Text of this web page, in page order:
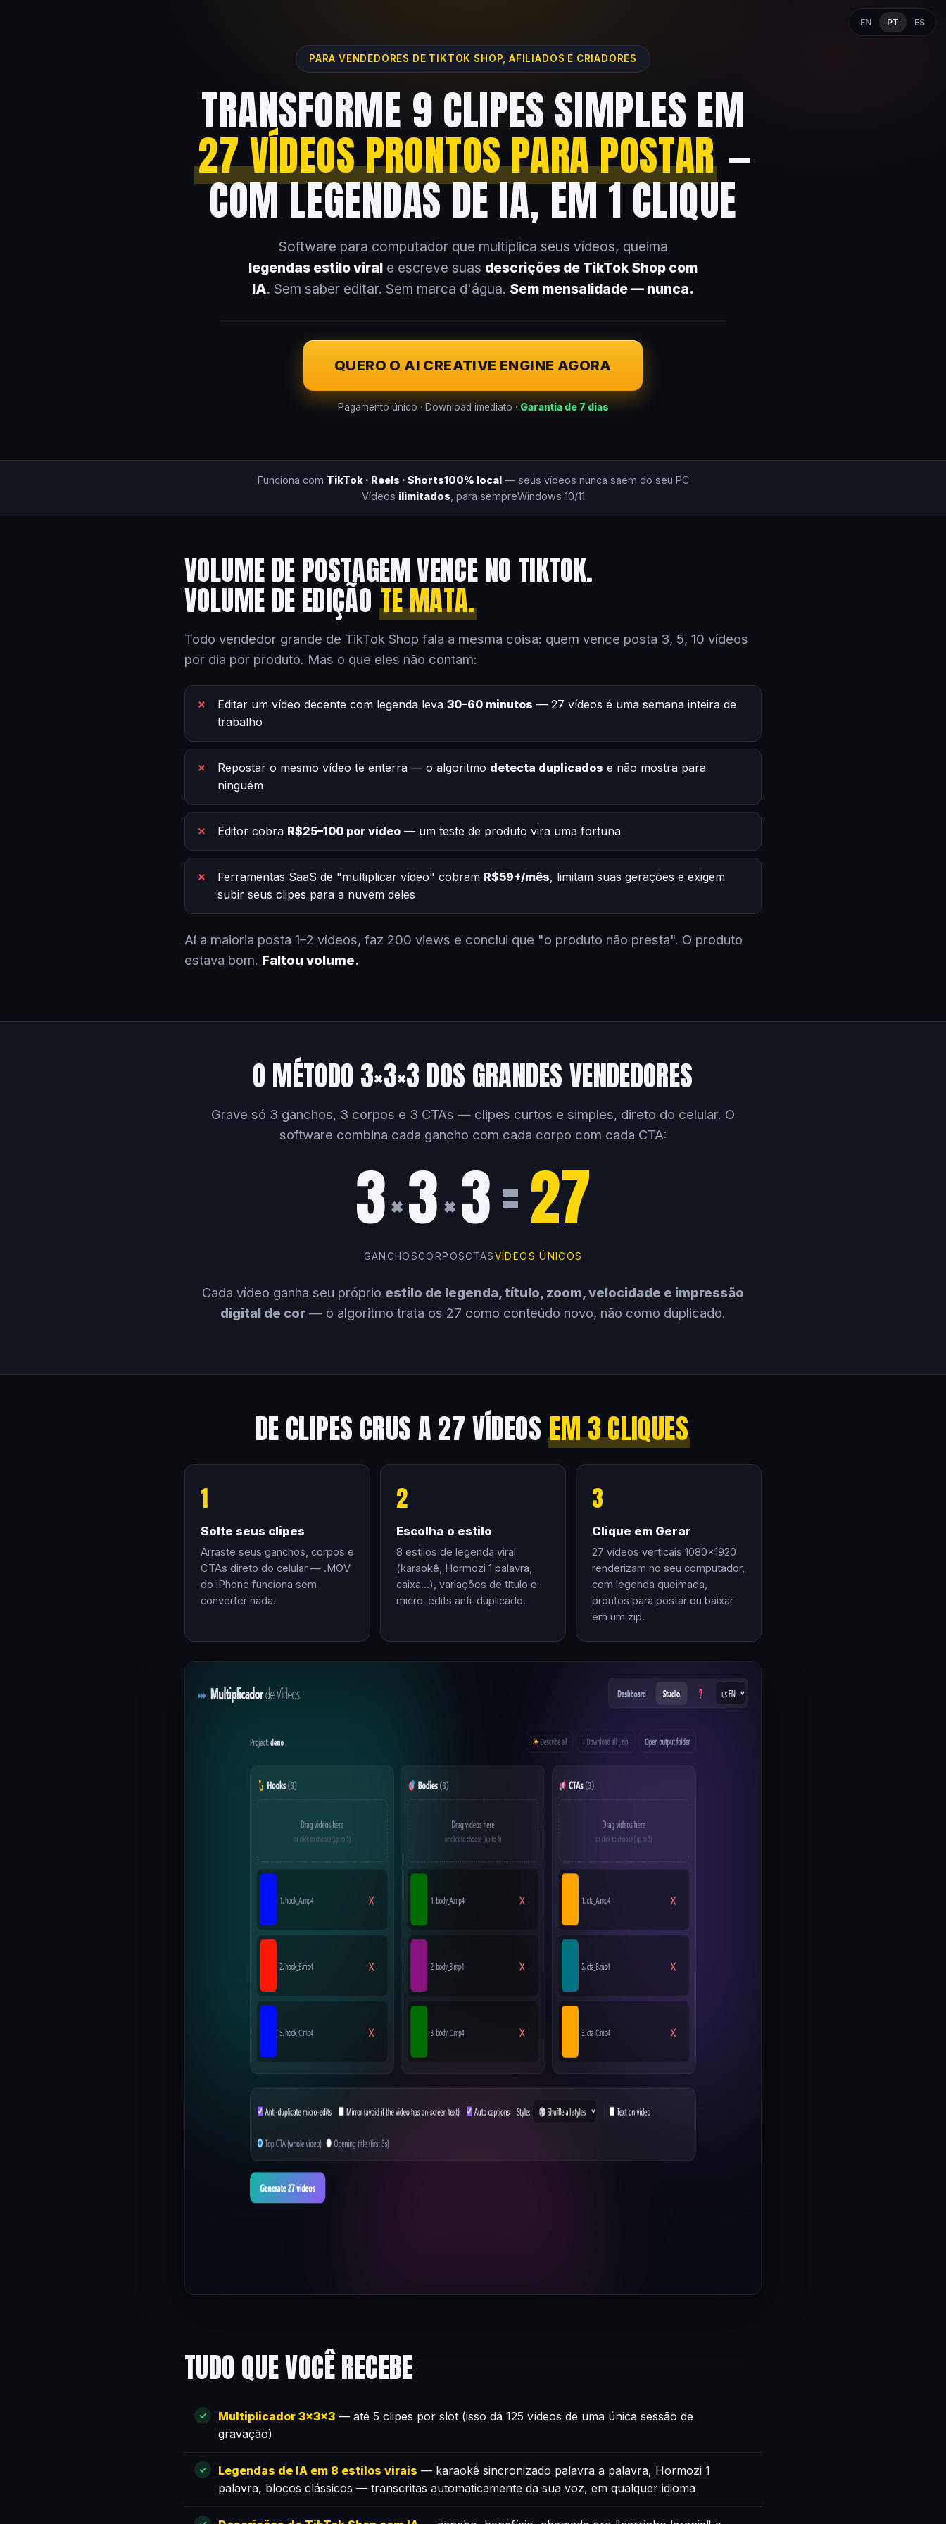
EN PT ES
PARA VENDEDORES DE TIKTOK SHOP, AFILIADOS E CRIADORES
TRANSFORME 9 CLIPES SIMPLES EM
27 VÍDEOS PRONTOS PARA POSTAR —
COM LEGENDAS DE IA, EM 1 CLIQUE
Software para computador que multiplica seus vídeos, queima
legendas estilo viral e escreve suas descrições de TikTok Shop com
IA. Sem saber editar. Sem marca d'água. Sem mensalidade — nunca.
QUERO O AI CREATIVE ENGINE AGORA
Pagamento único · Download imediato · Garantia de 7 dias
Funciona com TikTok · Reels · Shorts100% local— seus vídeos nunca saem do seu PC
Vídeos ilimitados , para sempreWindows 10/11
VOLUME DE POSTAGEM VENCE NO TIKTOK.
VOLUME DE EDIÇÃO TE MATA.
Todo vendedor grande de TikTok Shop fala a mesma coisa: quem vence posta 3, 5, 10 vídeos
por dia por produto. Mas o que eles não contam:
Editar um vídeo decente com legenda leva 30–60 minutos — 27 vídeos é uma semana inteira de
trabalho
Repostar o mesmo vídeo te enterra — o algoritmo detecta duplicados e não mostra para
ninguém
Editor cobra R$25–100 por vídeo — um teste de produto vira uma fortuna
Ferramentas SaaS de "multiplicar vídeo" cobram R$59+/mês, limitam suas gerações e exigem
subir seus clipes para a nuvem deles
Aí a maioria posta 1–2 vídeos, faz 200 views e conclui que "o produto não presta". O produto
estava bom. Faltou volume.
O MÉTODO 3×3×3 DOS GRANDES VENDEDORES
Grave só 3 ganchos, 3 corpos e 3 CTAs — clipes curtos e simples, direto do celular. O
software combina cada gancho com cada corpo com cada CTA:
3×3×3=27
GANCHOSCORPOSCTASVÍDEOS ÚNICOS
Cada vídeo ganha seu próprio estilo de legenda, título, zoom, velocidade e impressão
digital de cor — o algoritmo trata os 27 como conteúdo novo, não como duplicado.
DE CLIPES CRUS A 27 VÍDEOSEM 3 CLIQUES
1
Solte seus clipes
Arraste seus ganchos, corpos e
CTAs direto do celular — .MOV
do iPhone funciona sem
converter nada.
2
Escolha o estilo
8 estilos de legenda viral
(karaokê, Hormozi 1 palavra,
caixa…), variações de título e
micro-edits anti-duplicado.
3
Clique em Gerar
27 vídeos verticais 1080×1920
renderizam no seu computador,
com legenda queimada,
prontos para postar ou baixar
em um zip.
TUDO QUE VOCÊ RECEBE
Multiplicador 3×3×3 — até 5 clipes por slot (isso dá 125 vídeos de uma única sessão de
gravação)
Legendas de IA em 8 estilos virais — karaokê sincronizado palavra a palavra, Hormozi 1
palavra, blocos clássicos — transcritas automaticamente da sua voz, em qualquer idioma